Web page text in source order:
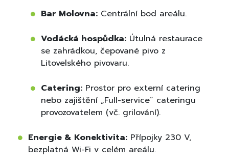
Bar Molovna: Centrální bod areálu.
Vodácká hospůdka: Útulná restaurace
se zahrádkou, čepované pivo z
Litovelského pivovaru.
Catering: Prostor pro externí catering
nebo zajištění „Full-service“ cateringu
provozovatelem (vč. grilování).
Energie & Konektivita: Přípojky 230 V,
bezplatná Wi-Fi v celém areálu.